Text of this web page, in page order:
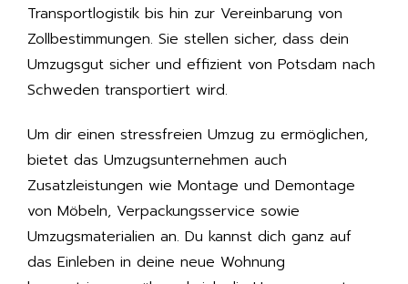
Transportlogistik bis hin zur Vereinbarung von
Zollbestimmungen. Sie stellen sicher, dass dein
Umzugsgut sicher und effizient von Potsdam nach
Schweden transportiert wird.
Um dir einen stressfreien Umzug zu ermöglichen,
bietet das Umzugsunternehmen auch
Zusatzleistungen wie Montage und Demontage
von Möbeln, Verpackungsservice sowie
Umzugsmaterialien an. Du kannst dich ganz auf
das Einleben in deine neue Wohnung